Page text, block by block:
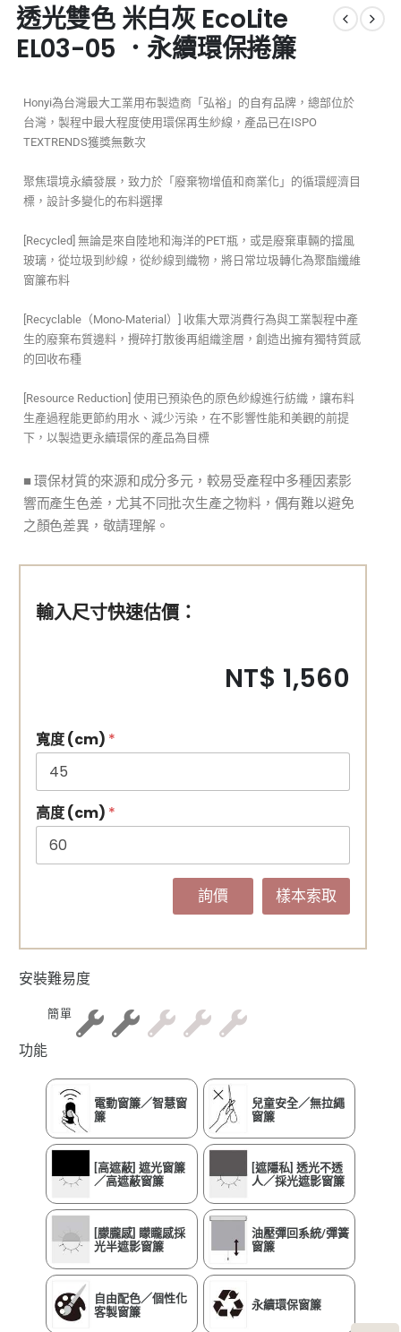
透光雙色 米白灰 EcoLite
EL03-05 ．永續環保捲簾
Honyi為台灣最大工業用布製造商「弘裕」的自有品牌，總部位於
台灣，製程中最大程度使用環保再生紗線，產品已在ISPO
TEXTRENDS獲獎無數次
聚焦環境永續發展，致力於「廢棄物增值和商業化」的循環經濟目
標，設計多變化的布料選擇
[Recycled] 無論是來自陸地和海洋的PET瓶，或是廢棄車輛的擋風
玻璃，從垃圾到紗線，從紗線到織物，將日常垃圾轉化為聚酯纖維
窗簾布料
[Recyclable（Mono-Material）] 收集大眾消費行為與工業製程中產
生的廢棄布質邊料，攪碎打散後再組織塗層，創造出擁有獨特質感
的回收布種
[Resource Reduction] 使用已預染色的原色紗線進行紡織，讓布料
生產過程能更節約用水、減少污染，在不影響性能和美觀的前提
下，以製造更永續環保的產品為目標
■環保材質的來源和成分多元，較易受產程中多種因素影
響而產生色差，尤其不同批次生產之物料，偶有難以避免
之顏色差異，敬請理解。
輸入尺寸快速估價：
NT$ 1,560
寬度 (cm) *
高度 (cm) *
詢價 樣本索取
安裝難易度
簡單
功能
電動窗簾／智慧窗
簾
兒童安全／無拉繩
窗簾
[高遮蔽] 遮光窗簾
／高遮蔽窗簾
[遮隱私] 透光不透
人／採光遮影窗簾
[朦朧感] 矇矓感採
光半遮影窗簾
油壓彈回系統/彈簧
窗簾
自由配色／個性化
客製窗簾
永續環保窗簾